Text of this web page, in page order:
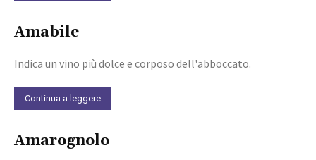
Amabile
Indica un vino più dolce e corposo dell'abboccato.
Continua a leggere
Amarognolo